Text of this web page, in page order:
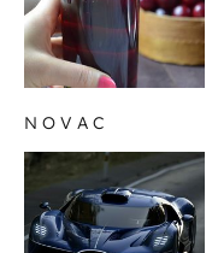
NOVAC